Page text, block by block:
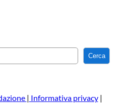
e
a
Cerca
| Informativa privacy|